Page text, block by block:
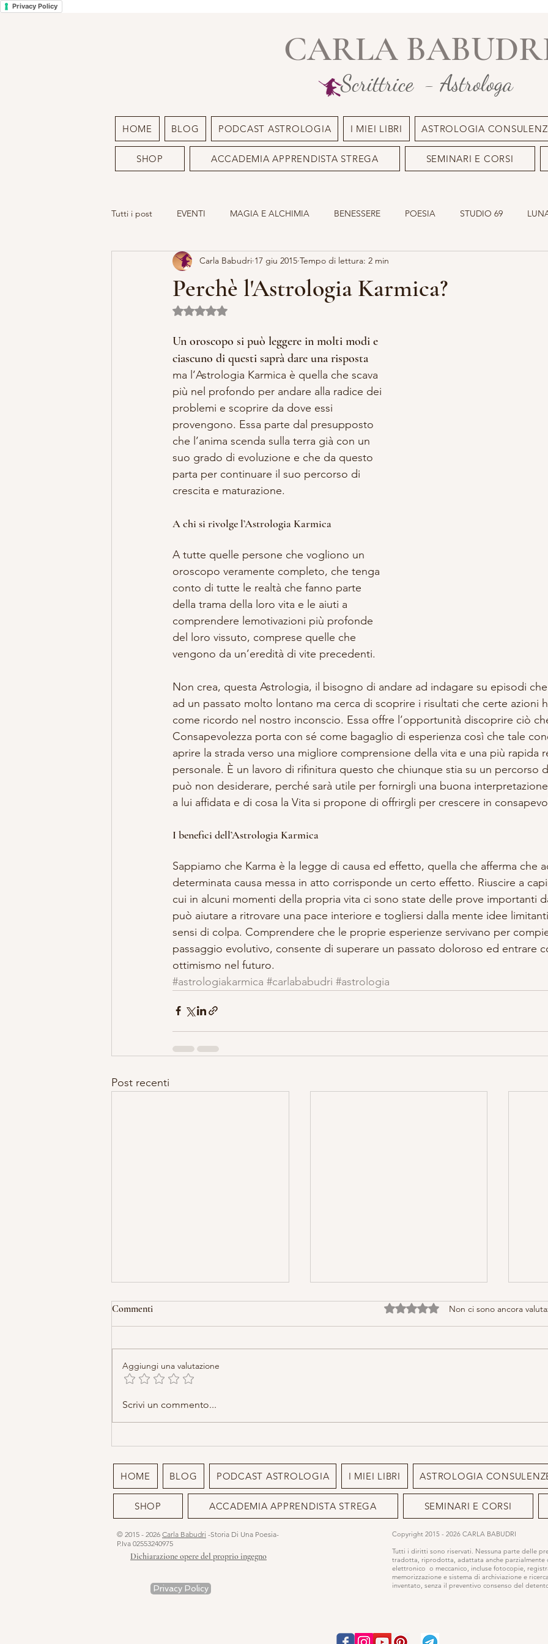
Privacy Policy
CARLA
Scrittrice - Astrologa
HOME BLOG PODCAST ASTROLOGIA I MIEI LIBRI ASTROLOGIA
SHOP ACCADEMIA APPRENDISTA STREGA SEMINARI E CORSI
Tutti i post EVENTI MAGIA E ALCHIMIA BENESSERE POESIA STUDIO 69
LA MIA ARTE SACRO FEMMINILE OLISTICO SACRO MASCHILE
MISTERO E ARTE
LILLYBET BAMBOLINE STORIA E OCCULTISMO
Perchè l'Astrologia Karmica?
Carla Babudri 17 giu 2015 Tempo di lettura: 2 min
Valutazione NaN stelle su 5.
Un oroscopo si può leggere in molti modi e
ciascuno di questi saprà dare una risposta
ma l’Astrologia Karmica è quella che scava
più nel profondo per andare alla radice dei
problemi e scoprire da dove essi
provengono. Essa parte dal presupposto
che l’anima scenda sulla terra già con un
suo grado di evoluzione e che da questo
parta per continuare il suo percorso di
crescita e maturazione.
A chi si rivolge l’Astrologia Karmica
A tutte quelle persone che vogliono un
oroscopo veramente completo, che tenga
conto di tutte le realtà che fanno parte
della trama della loro vita e le aiuti a
comprendere lemotivazioni più profonde
del loro vissuto, comprese quelle che
vengono da un’eredità di vite precedenti.
Non crea, questa Astrologia, il bisogno di andare ad indagare su episodi
ad un passato molto lontano ma cerca di scoprire i risultati che certe azioni
come ricordo nel nostro inconscio. Essa offre l’opportunità discoprire ciò
Consapevolezza porta con sé come bagaglio di esperienza così che tale
aprire la strada verso una migliore comprensione della vita e una più rapida
personale. È un lavoro di rifinitura questo che chiunque stia su un percorso
può non desiderare, perché sarà utile per fornirgli una buona
a lui affidata e di cosa la Vita si propone di offrirgli per crescere in
I benefici dell’Astrologia Karmica
Sappiamo che Karma è la legge di causa ed effetto, quella che afferma che
determinata causa messa in atto corrisponde un certo effetto. Riuscire a
cui in alcuni momenti della propria vita ci sono state delle prove importanti
può aiutare a ritrovare una pace interiore e togliersi dalla mente idee
sensi di colpa. Comprendere che le proprie esperienze servivano per
passaggio evolutivo, consente di superare un passato doloroso ed entrare
ottimismo nel futuro.
#astrologiakarmica #carlababudri #astrologia
Post recenti
Il sangue, il grano e Maria Madre
Commenti Valutazione 0 stelle su 5.
Non ci sono ancora
Aggiungi una valutazione
Scrivi un commento...
HOME BLOG PODCAST ASTROLOGIA I MIEI LIBRI ASTROLOGIA
SHOP ACCADEMIA APPRENDISTA STREGA SEMINARI E CORSI
© 2015 - 2026 Carla Babudri -Storia Di Una Poesia-
P.Iva 02553240975
Dichiarazione opere del proprio ingegno
Privacy Policy
Copyright 2015 - 2026 CARLA BABUDRI
Tutti i diritti sono riservati. Nessuna parte delle
tradotta, riprodotta, adattata anche parzialmente
elettronico o meccanico, incluse fotocopie,
memorizzazione e sistema di archiviazione e
inventato, senza il preventivo consenso del